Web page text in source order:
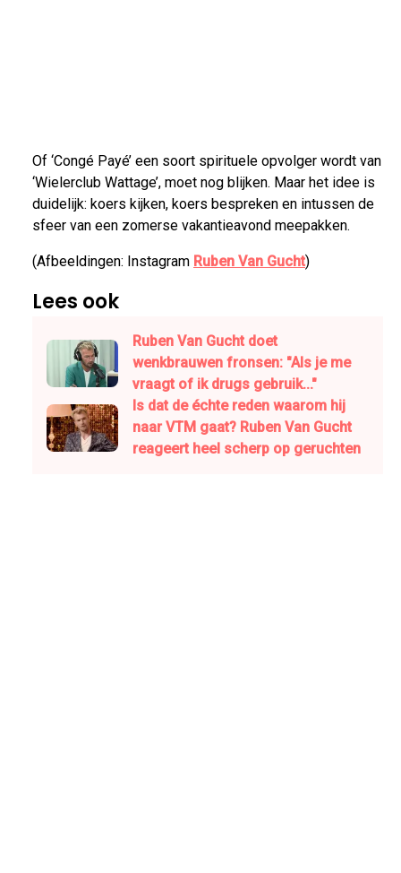
Of ‘Congé Payé’ een soort spirituele opvolger wordt van
‘Wielerclub Wattage’, moet nog blijken. Maar het idee is
duidelijk: koers kijken, koers bespreken en intussen de
sfeer van een zomerse vakantieavond meepakken.
(Afbeeldingen: Instagram Ruben Van Gucht)
Lees ook
Ruben Van Gucht doet
wenkbrauwen fronsen: "Als je me
vraagt of ik drugs gebruik..."
Is dat de échte reden waarom hij
naar VTM gaat? Ruben Van Gucht
reageert heel scherp op geruchten